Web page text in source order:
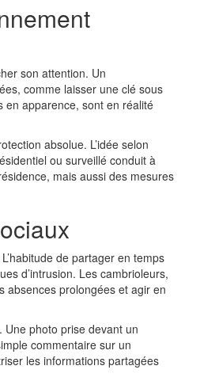
son attention. Un
comme laisser une clé sous
en apparence, sont en réalité
absolue. L’idée selon
ou surveillé conduit à
mais aussi des mesures
de partager en temps
d’intrusion. Les cambrioleurs,
absences prolongées et agir en
photo prise devant un
commentaire sur un
les informations partagées